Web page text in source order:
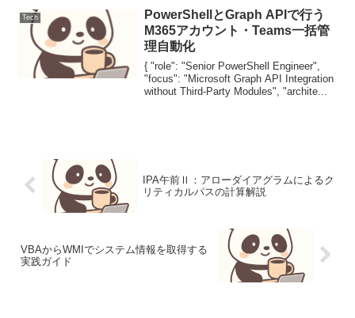
事では、基本の文法とサン...
Tech
PowerShellとGraph APIで行う
M365アカウント・Teams一括管
理自動化
{ "role": "Senior PowerShell Engineer",
"focus": "Microsoft Graph API Integration
without Third-Party Modules", "archite...
IPA午前Ⅱ：アローダイアグラムによるク
リティカルパスの計算解説
VBAからWMIでシステム情報を取得する
実践ガイド